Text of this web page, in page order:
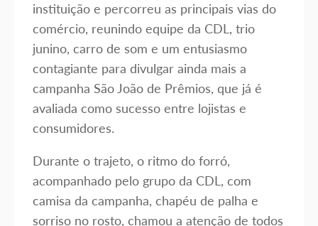
instituição e percorreu as principais vias do
comércio, reunindo equipe da CDL, trio
junino, carro de som e um entusiasmo
contagiante para divulgar ainda mais a
campanha São João de Prêmios, que já é
avaliada como sucesso entre lojistas e
consumidores.
Durante o trajeto, o ritmo do forró,
acompanhado pelo grupo da CDL, com
camisa da campanha, chapéu de palha e
sorriso no rosto, chamou a atenção de todos